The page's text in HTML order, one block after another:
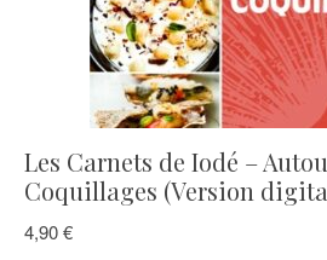
Les Carnets de Iodé –
Coquillages (Version
4,90€